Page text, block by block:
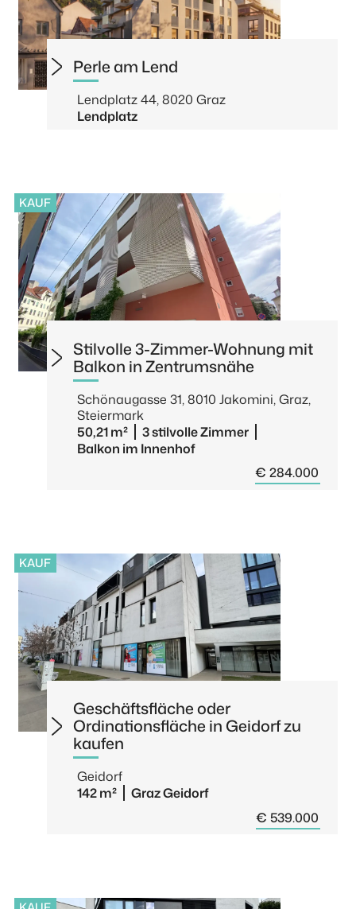
Perle am Lend
Lendplatz 44, 8020 Graz
Lendplatz
Stilvolle 3-Zimmer-Wohnung mit
Balkon in Zentrumsnähe
Schönaugasse 31, 8010 Jakomini, Graz,
Steiermark
50,21 m²
3 stilvolle Zimmer
Balkon im Innenhof
€ 284.000
KAUF
Geschäftsfläche oder
Ordinationsfläche in Geidorf zu
kaufen
Geidorf
142 m²
Graz Geidorf
€ 539.000
KAUF